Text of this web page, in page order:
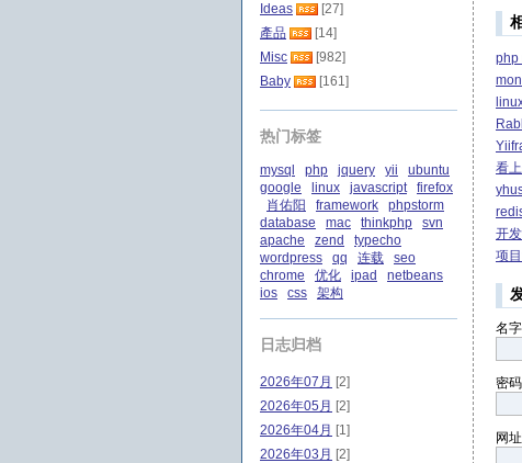
php
看
开
项
名
密
网
Ideas
[27]
產品
[14]
Misc
[982]
Baby
[161]
热门标签
mysql php jquery yii
ubuntu
google
linux javascript
firefox
肖佑阳
framework
phpstorm
database
mac thinkphp
svn
apache
zend
typecho
wordpress
qq 连载
seo
chrome
优化 ipad
netbeans
ios
css 架构
日志归档
2026年07月 [2]
2026年05月 [2]
2026年04月 [1]
2026年03月 [2]